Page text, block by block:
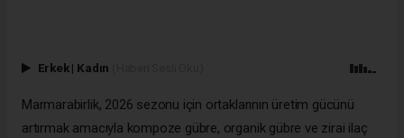
Erkek | Kadın
Marmarabirlik, 2026 sezonu için ortaklarının üretim gücünü
artırmak amacıyla kompoze gübre, organik gübre ve zirai ilaç